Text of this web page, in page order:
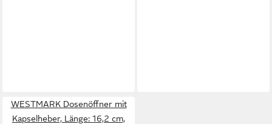
WESTMARK Dosenöffner mit
Kapselheber, Länge: 16,2 cm,